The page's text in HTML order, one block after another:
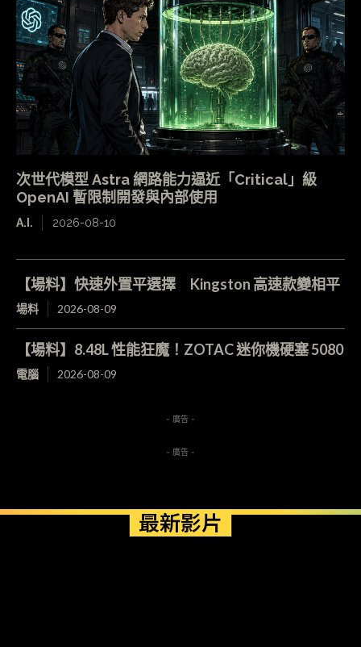
次世代模型 Astra 網路能力逼近「Critical」級
OpenAI 暫限制開發與內部使用
A.I. 2026-08-10
【場料】快速外置平選擇 Kingston 高速款變相平
場料 2026-08-09
【場料】8.48L 性能狂魔！ZOTAC 迷你機硬塞 5080
電腦 2026-08-09
- 廣告 -
- 廣告 -
最新影片